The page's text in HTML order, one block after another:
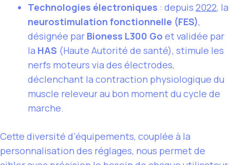
Technologies électroniques : depuis 2022, la
neurostimulation fonctionnelle (FES),
désignée par Bioness L300 Go et validée par
la HAS (Haute Autorité de santé), stimule les
nerfs moteurs via des électrodes,
déclenchant la contraction physiologique du
muscle releveur au bon moment du cycle de
marche.
Cette diversité d’équipements, couplée à la
personnalisation des réglages, nous permet de